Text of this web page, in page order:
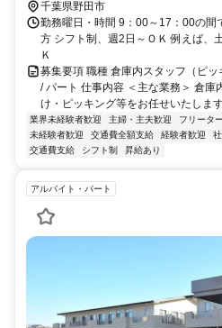
千葉県野田市
勤務曜日・時間 9：00～17：00の間
方 シフト制、週2日～ＯＫ 例えば、
Ｋ
募集要項 職種 倉庫内スタッフ（ピ
/ パート 仕事内容 ＜主な業務＞ 倉庫
け・ピッキング等をお任せいたしま
業界未経験者歓迎 主婦・主夫歓迎 フリータ
未経験者歓迎
交通費全額支給 経験者歓迎
交通費支給
シフト制 昇給あり
アルバイト・パート